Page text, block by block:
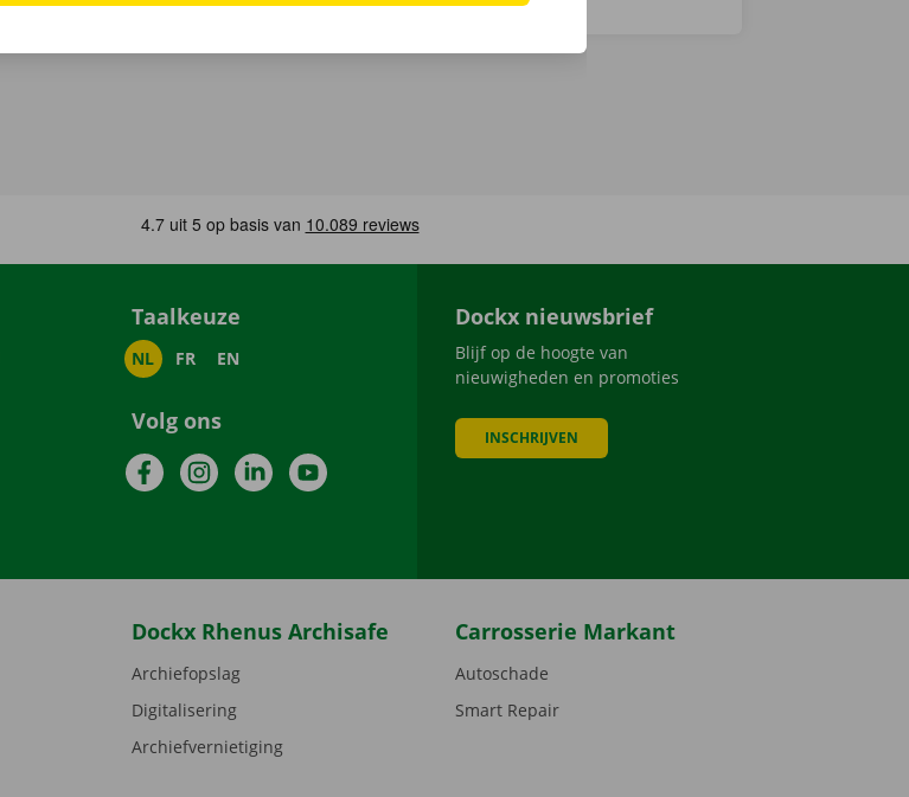
Taalkeuze
NL FR EN
Volg ons
FacebookInstagramLinkedInYouTube
Dockx nieuwsbrief
Blijf op de hoogte van
nieuwigheden en promoties
INSCHRIJVEN
Dockx Rhenus Archisafe
Archiefopslag
Digitalisering
Archiefvernietiging
Carrosserie Markant
Autoschade
Smart Repair